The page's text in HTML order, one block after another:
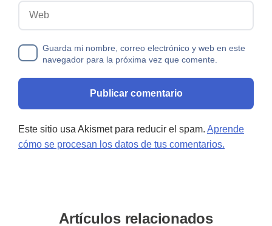
Guarda mi nombre, correo electrónico y web en este
navegador para la próxima vez que comente.
Este sitio usa Akismet para reducir el spam. Aprende
cómo se procesan los datos de tus comentarios.
Artículos relacionados